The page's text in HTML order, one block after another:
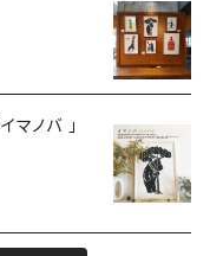
ノバ 」